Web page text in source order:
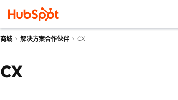
商城 解决方案合作伙伴 CX
CX